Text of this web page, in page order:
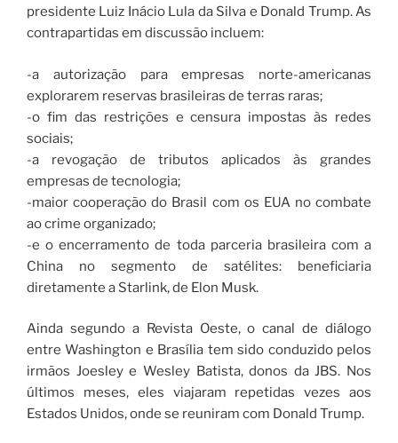
presidente Luiz Inácio Lula da Silva e Donald Trump. As
contrapartidas em discussão incluem:
-a autorização para empresas norte-americanas
explorarem reservas brasileiras de terras raras;
-o fim das restrições e censura impostas às redes
sociais;
-a revogação de tributos aplicados às grandes
empresas de tecnologia;
-maior cooperação do Brasil com os EUA no combate
ao crime organizado;
-e o encerramento de toda parceria brasileira com a
China no segmento de satélites: beneficiaria
diretamente a Starlink, de Elon Musk.
Ainda segundo a Revista Oeste, o canal de diálogo
entre Washington e Brasília tem sido conduzido pelos
irmãos Joesley e Wesley Batista, donos da JBS. Nos
últimos meses, eles viajaram repetidas vezes aos
Estados Unidos, onde se reuniram com Donald Trump.